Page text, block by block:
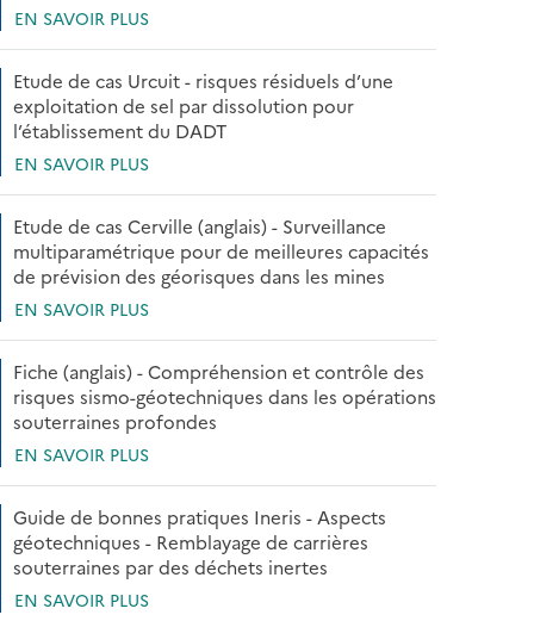
EN SAVOIR PLUS
Etude de cas Urcuit - risques résiduels d’une
exploitation de sel par dissolution pour
l’établissement du DADT
EN SAVOIR PLUS
Etude de cas Cerville (anglais) - Surveillance
multiparamétrique pour de meilleures capacités
de prévision des géorisques dans les mines
EN SAVOIR PLUS
Fiche (anglais) - Compréhension et contrôle des
risques sismo-géotechniques dans les opérations
souterraines profondes
EN SAVOIR PLUS
Guide de bonnes pratiques Ineris - Aspects
géotechniques - Remblayage de carrières
souterraines par des déchets inertes
EN SAVOIR PLUS